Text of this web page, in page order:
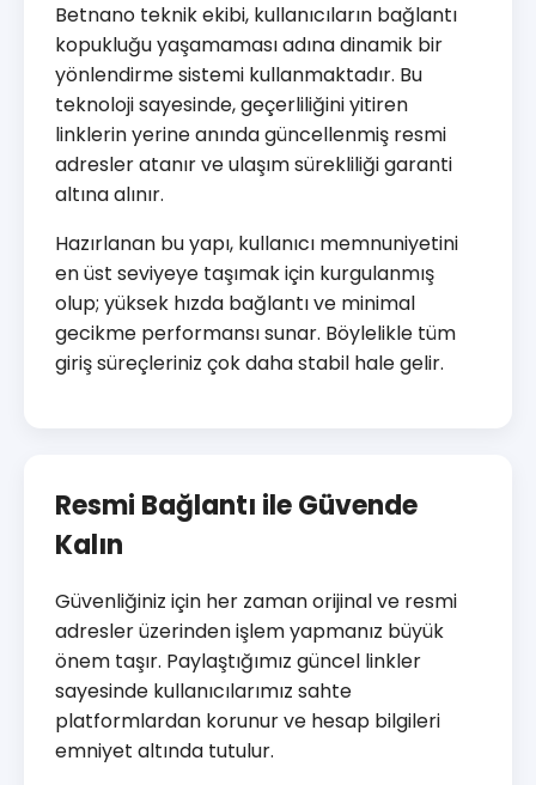
Betnano teknik ekibi, kullanıcıların bağlantı
kopukluğu yaşamaması adına dinamik bir
yönlendirme sistemi kullanmaktadır. Bu
teknoloji sayesinde, geçerliliğini yitiren
linklerin yerine anında güncellenmiş resmi
adresler atanır ve ulaşım sürekliliği garanti
altına alınır.
Hazırlanan bu yapı, kullanıcı memnuniyetini
en üst seviyeye taşımak için kurgulanmış
olup; yüksek hızda bağlantı ve minimal
gecikme performansı sunar. Böylelikle tüm
giriş süreçleriniz çok daha stabil hale gelir.
Resmi Bağlantı ile Güvende
Kalın
Güvenliğiniz için her zaman orijinal ve resmi
adresler üzerinden işlem yapmanız büyük
önem taşır. Paylaştığımız güncel linkler
sayesinde kullanıcılarımız sahte
platformlardan korunur ve hesap bilgileri
emniyet altında tutulur.